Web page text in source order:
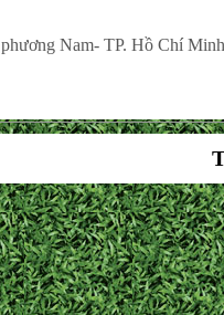
Nam- TP. Hồ Chí